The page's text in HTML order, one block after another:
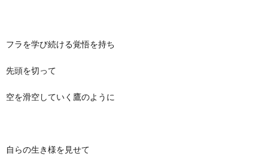
フラを学び続ける覚悟を持ち
先頭を切って
空を滑空していく鷹のように
自らの生き様を見せて